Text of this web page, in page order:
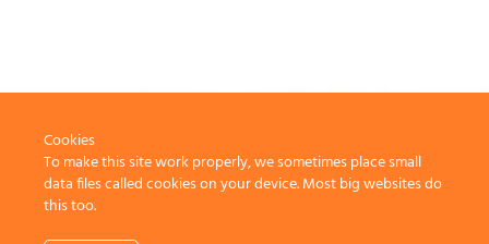
Cookies
To make this site work properly, we sometimes place small
data files called cookies on your device. Most big websites do
this too.